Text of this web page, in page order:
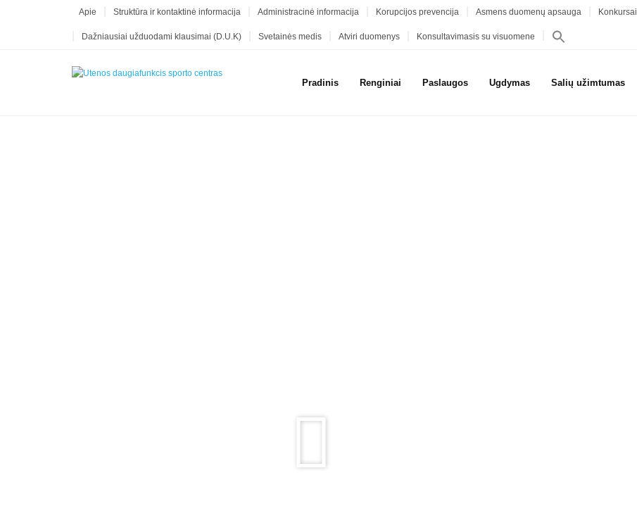
Apie Struktūra ir kontaktinė informacija Administracinė informacija Korupcijos prevencija Asmens duomenų apsauga Konkursai
Dažniausiai užduodami klausimai (D.U.K) Svetainės medis Atviri duomenys Konsultavimasis su visuomene
Pradinis Renginiai Paslaugos Ugdymas Salių užimtumas